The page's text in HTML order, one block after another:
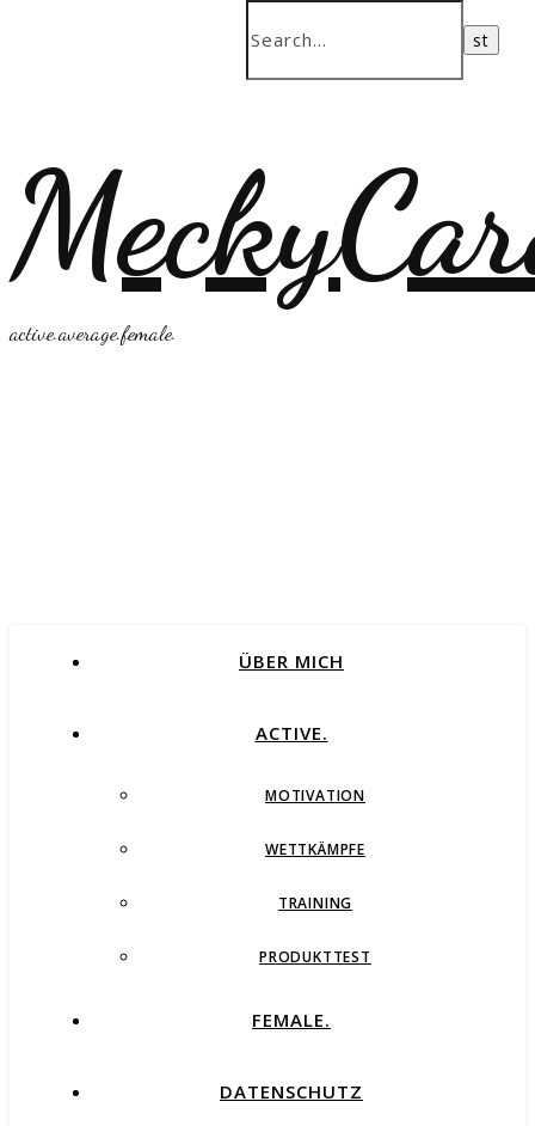
active.average.female.
ÜBER MICH
ACTIVE.
MOTIVATION
WETTKÄMPFE
TRAINING
PRODUKTTEST
FEMALE.
DATENSCHUTZ